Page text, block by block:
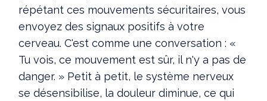
répétant ces mouvements sécuritaires, vous
envoyez des signaux positifs à votre
cerveau. C'est comme une conversation : «
Tu vois, ce mouvement est sûr, il n'y a pas de
danger. » Petit à petit, le système nerveux
se désensibilise, la douleur diminue, ce qui